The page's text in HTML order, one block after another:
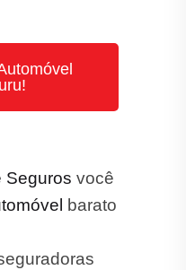
Seguros você
barato